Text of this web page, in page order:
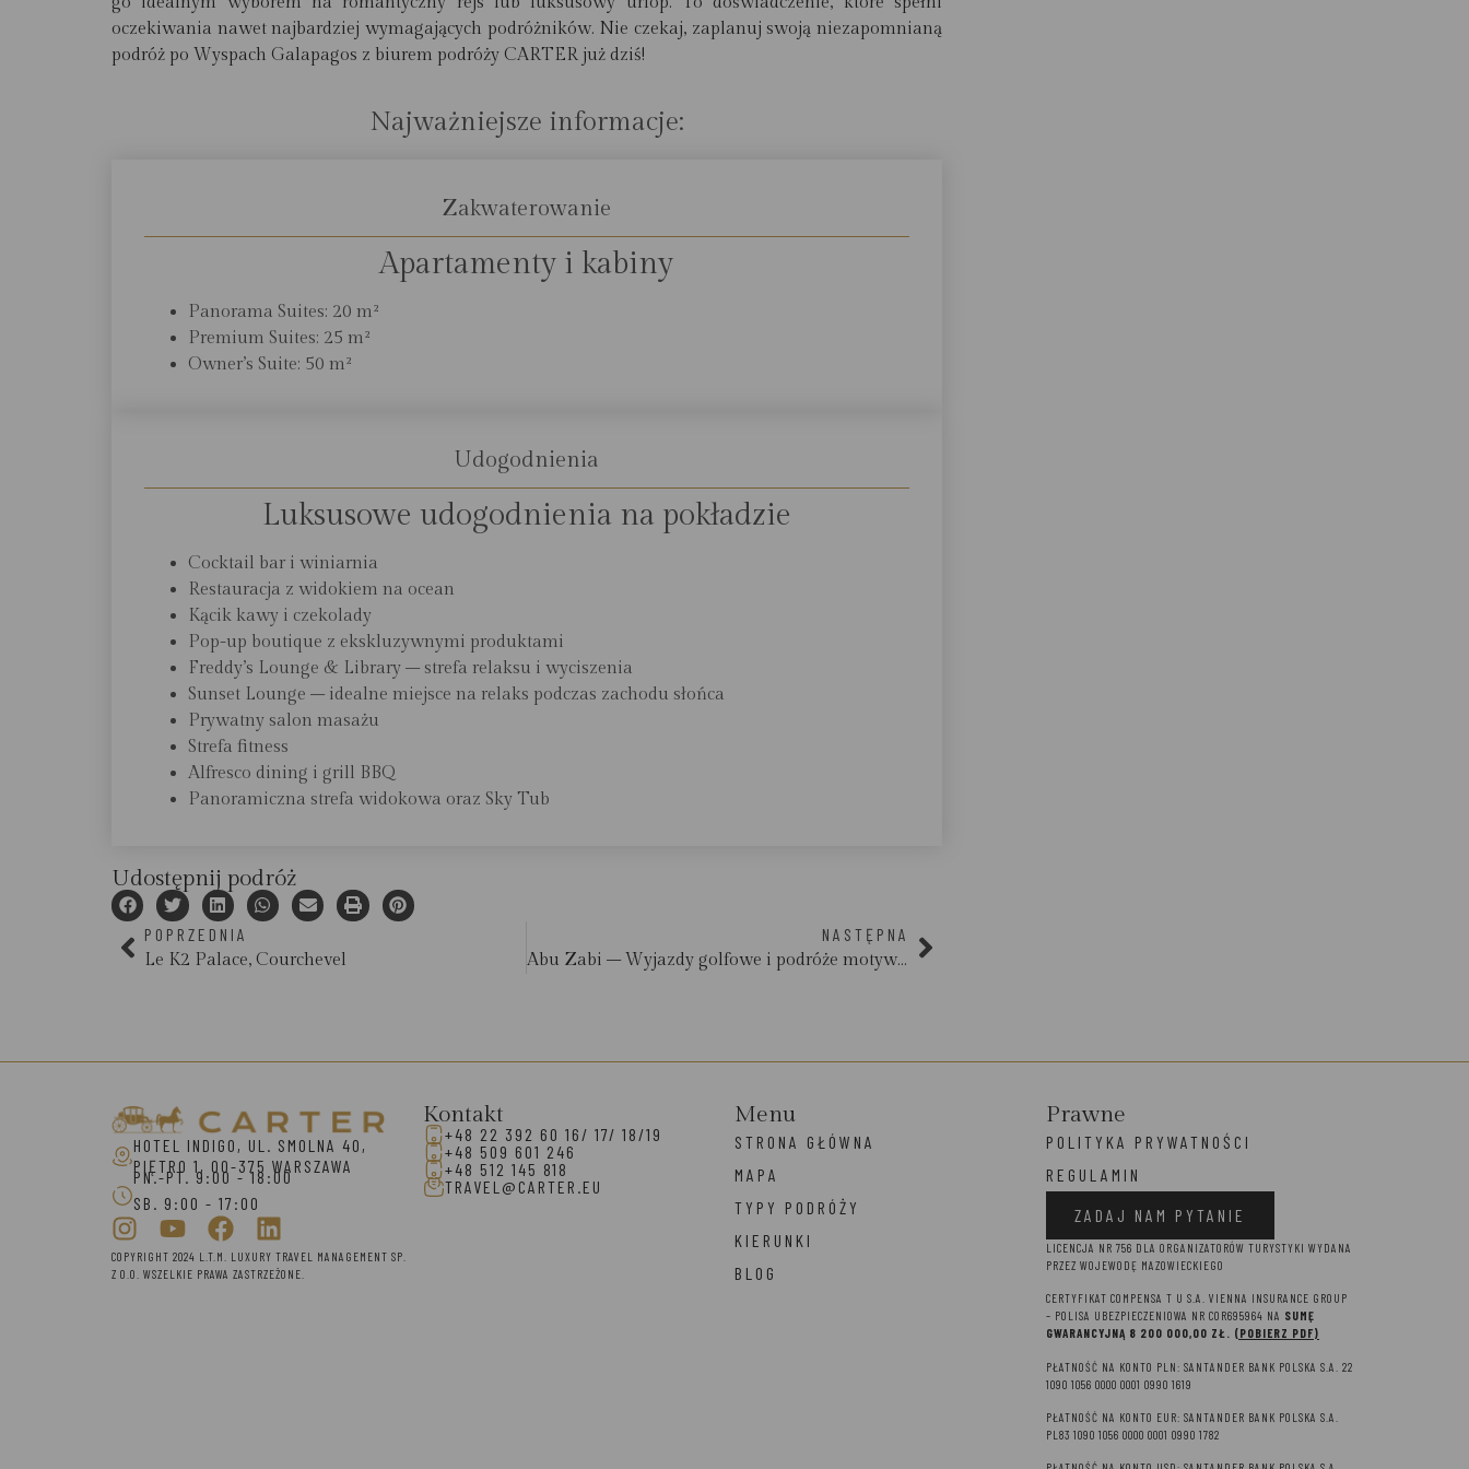
oczekiwania nawet najbardziej wymagających podróżników. Nie czekaj, zaplanuj swoją niezapomnianą
podróż po Wyspach Galapagos z biurem podróży CARTER już dziś!
Najważniejsze informacje:
Zakwaterowanie
Apartamenty i kabiny
Panorama Suites: 20 m²
Premium Suites: 25 m²
Owner’s Suite: 50 m²
Udogodnienia
Luksusowe udogodnienia na pokładzie
Cocktail bar i winiarnia
Restauracja z widokiem na ocean
Kącik kawy i czekolady
Pop-up boutique z ekskluzywnymi produktami
Freddy’s Lounge & Library – strefa relaksu i wyciszenia
Sunset Lounge – idealne miejsce na relaks podczas zachodu słońca
Prywatny salon masażu
Strefa fitness
Alfresco dining i grill BBQ
Panoramiczna strefa widokowa oraz Sky Tub
Udostępnij podróż
POPRZEDNIA
Le K2 Palace, Courchevel
NASTĘPNA
Abu Zabi – Wyjazdy golfowe i podróże motywacyjne
HOTEL INDIGO, UL. SMOLNA 40,
PIĘTRO 1, 00-375 WARSZAWA
PN.-PT. 9:00 - 18:00
SB. 9:00 - 17:00
COPYRIGHT 2024 L.T.M. LUXURY TRAVEL MANAGEMENT SP.
Z O.O. WSZELKIE PRAWA ZASTRZEŻONE.
Kontakt
+48 22 392 60 16/ 17/ 18/19
+48 509 601 246
+48 512 145 818
TRAVEL@CARTER.EU
Menu
STRONA GŁÓWNA
MAPA
TYPY PODRÓŻY
KIERUNKI
BLOG
Prawne
POLITYKA PRYWATNOŚCI
REGULAMIN
ZADAJ NAM PYTANIE
LICENCJA NR 756 DLA ORGANIZATORÓW TURYSTYKI WYDANA
PRZEZ WOJEWODĘ MAZOWIECKIEGO
CERTYFIKAT COMPENSA T U S.A. VIENNA INSURANCE GROUP
– POLISA UBEZPIECZENIOWA NR COR695964 NA SUMĘ
GWARANCYJNĄ 8 200 000,00 ZŁ. (POBIERZ PDF)
PŁATNOŚĆ NA KONTO PLN: SANTANDER BANK POLSKA S.A. 22
1090 1056 0000 0001 0990 1619
PŁATNOŚĆ NA KONTO EUR: SANTANDER BANK POLSKA S.A.
PL83 1090 1056 0000 0001 0990 1782